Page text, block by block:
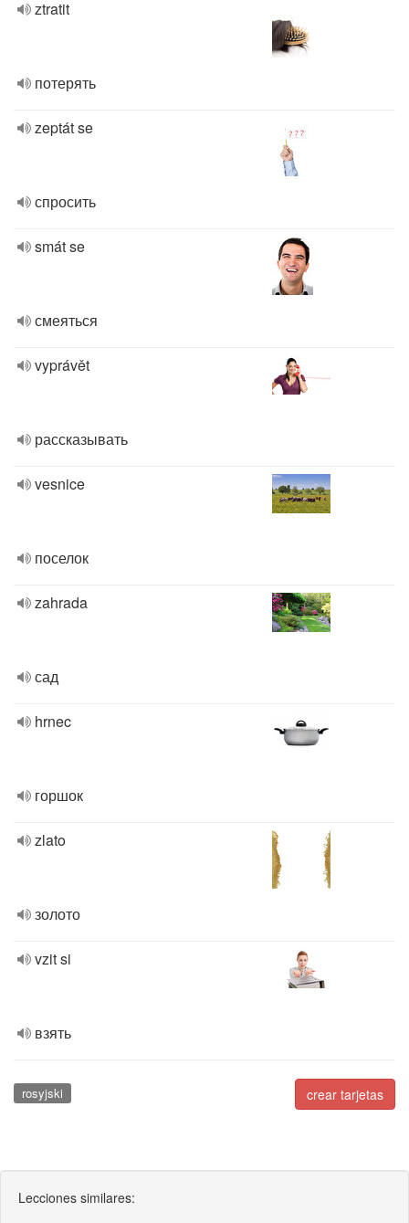
ztratit
потерять
zeptát se
спросить
smát se
смеяться
vyprávět
рассказывать
vesnice
поселок
zahrada
сад
hrnec
горшок
zlato
золото
vzit si
взять
crear tarjetas
rosyjski
Lecciones similares: